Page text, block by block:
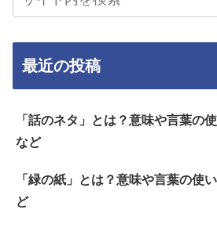
最近の投稿
「話のネタ」とは？意味や言葉の
など
「緑の紙」とは？意味や言葉の使
ど